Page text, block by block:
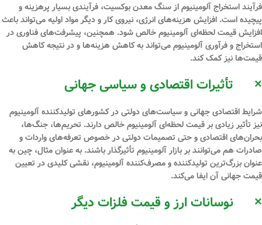
فرآیند استخراج آلومینیوم از سنگ معدن بوکسیت، فرآیندی بسیار پرهزینه و
پیچیده است. افزایش هزینه‌های انرژی، نیروی کار و دیگر مواد اولیه می‌تواند باعث
افزایش قیمت لحظه‌ای آلومینیوم خالص شود. همچنین، پیشرفت‌های فناوری در
استخراج و فرآوری آلومینیوم می‌تواند به کاهش هزینه‌ها و در نتیجه کاهش
قیمت‌ها نیز کمک کند.
× تأثیرات اقتصادی و سیاسی جهانی
شرایط اقتصادی جهانی و سیاست‌های دولتی در کشورهای تولیدکننده آلومینیوم
نیز تأثیر زیادی بر قیمت لحظه‌ای آلومینیوم خالص دارند. تحریم‌ها، جنگ‌ها،
بحران‌های اقتصادی و حتی تصمیمات دولتی در خصوص تعرفه‌های واردات و
صادرات هم می‌توانند بر بازار آلومینیوم تأثیرگذار باشند. به عنوان مثال، چین به
عنوان بزرگ‌ترین تولیدکننده و مصرف‌کننده آلومینیوم، نقشی کلیدی در تعیین
قیمت جهانی آن ایفا می‌کند.
× نوسانات ارز و قیمت فلزات دیگر